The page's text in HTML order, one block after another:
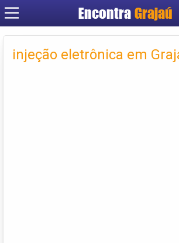
Encontra Grajaú
Cadastrar
Criar conta
injeção eletrônica em